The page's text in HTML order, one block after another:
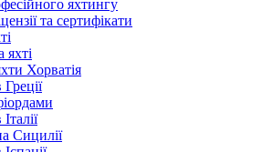
яхтингу
та сертифікати
яхті
Хорватія
Сицилії